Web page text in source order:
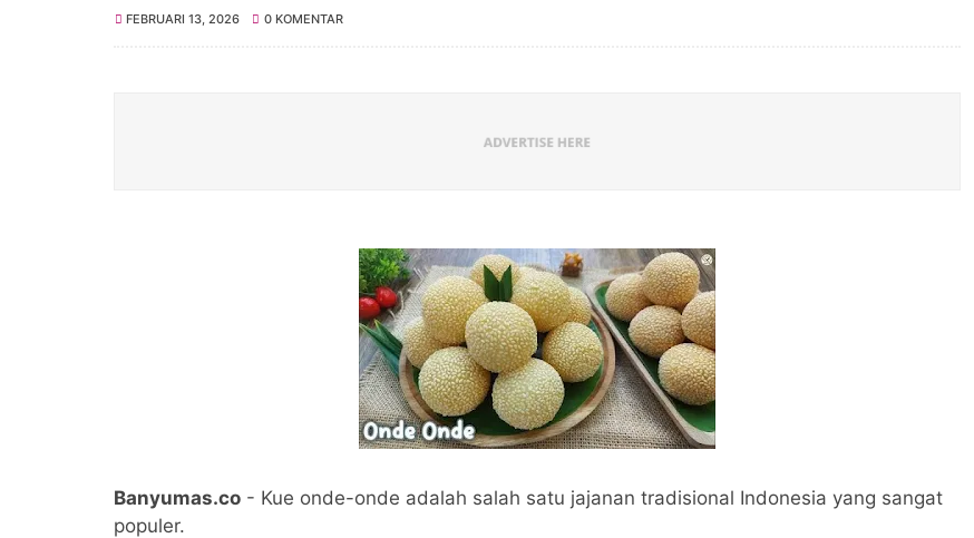
FEBRUARI 13, 2026 0 KOMENTAR
Banyumas.co - Kue onde-onde adalah salah satu jajanan tradisional Indonesia yang sangat
populer.